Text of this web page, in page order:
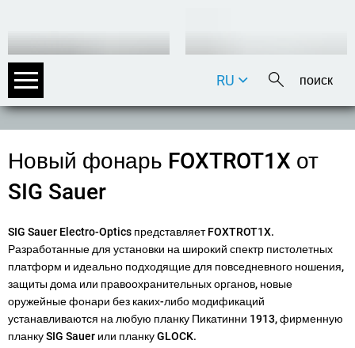
DE
IT
RU
Новый фонарь FOXTROT1X от
SIG Sauer
SIG Sauer Electro-Optics представляет FOXTROT1X.
Разработанные для установки на широкий спектр пистолетных
платформ и идеально подходящие для повседневного ношения,
защиты дома или правоохранительных органов, новые
оружейные фонари без каких-либо модификаций
устанавливаются на любую планку Пикатинни 1913, фирменную
планку SIG Sauer или планку GLOCK.